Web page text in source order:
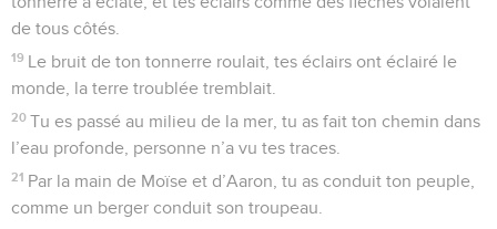
de tous côtés.
19 Le bruit de ton tonnerre roulait, tes éclairs ont éclairé le
monde, la terre troublée tremblait.
20 Tu es passé au milieu de la mer, tu as fait ton chemin dans
l’eau profonde, personne n’a vu tes traces.
21 Par la main de Moïse et d’Aaron, tu as conduit ton peuple,
comme un berger conduit son troupeau.